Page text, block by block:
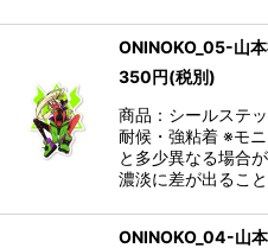
ONINOKO_05-山
350円(税別)
商品：シールステ
耐候・強粘着 ※モ
と多少異なる場合
濃淡に差が出ること
ONINOKO_04-山